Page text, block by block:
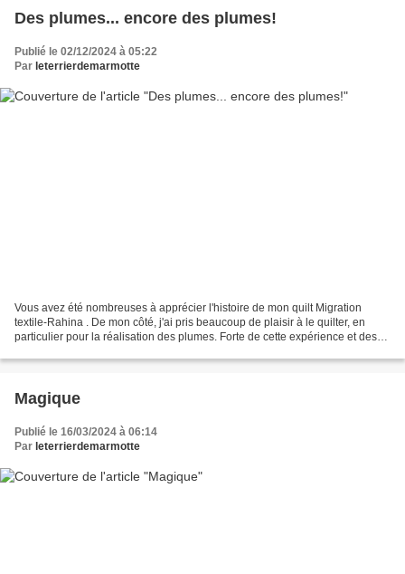
Des plumes... encore des plumes!
Publié le 02/12/2024 à 05:22
Par leterrierdemarmotte
Vous avez été nombreuses à apprécier l'histoire de mon quilt Migration
textile-Rahina . De mon côté, j'ai pris beaucoup de plaisir à le quilter, en
particulier pour la réalisation des plumes. Forte de cette expérience et des
Magique
Publié le 16/03/2024 à 06:14
Par leterrierdemarmotte